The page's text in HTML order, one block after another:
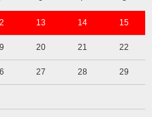
13 14 15
20 21 22
27 28 29